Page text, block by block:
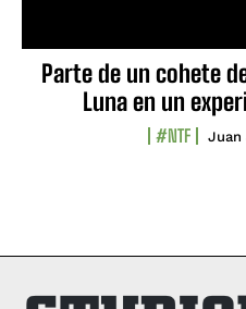
Parte de un cohete
Luna en un
#NTF Juan